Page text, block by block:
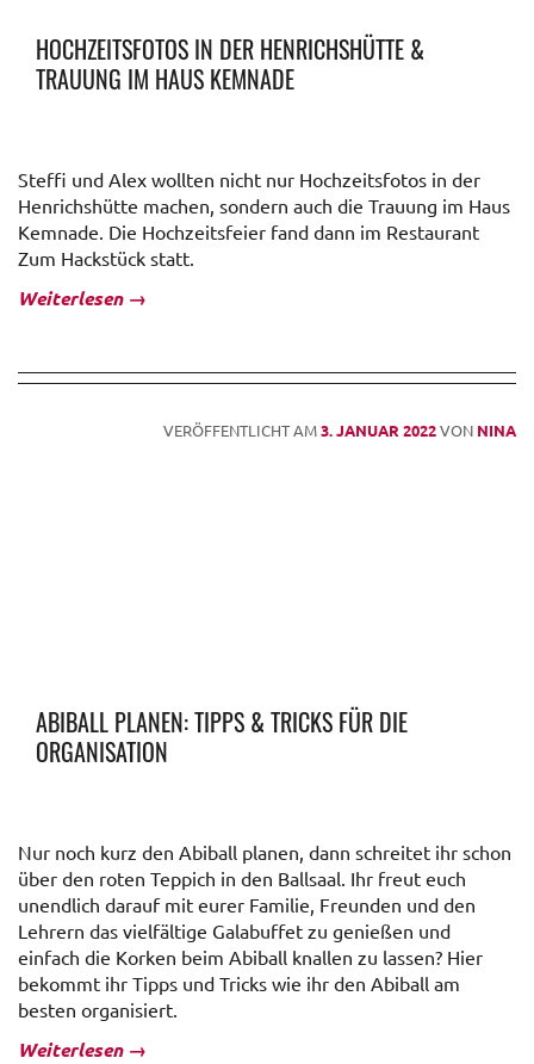
HOCHZEITSFOTOS IN DER HENRICHSHÜTTE &
TRAUUNG IM HAUS KEMNADE
Steffi und Alex wollten nicht nur Hochzeitsfotos in der
Henrichshütte machen, sondern auch die Trauung im Haus
Kemnade. Die Hochzeitsfeier fand dann im Restaurant
Zum Hackstück statt.
Weiterlesen →
VERÖFFENTLICHT AM3. JANUAR 2022VON NINA
ABIBALL PLANEN: TIPPS & TRICKS FÜR DIE
ORGANISATION
Nur noch kurz den Abiball planen, dann schreitet ihr schon
über den roten Teppich in den Ballsaal. Ihr freut euch
unendlich darauf mit eurer Familie, Freunden und den
Lehrern das vielfältige Galabuffet zu genießen und
einfach die Korken beim Abiball knallen zu lassen? Hier
bekommt ihr Tipps und Tricks wie ihr den Abiball am
besten organisiert.
Weiterlesen →